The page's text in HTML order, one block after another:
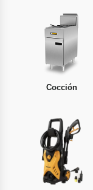
Cocción